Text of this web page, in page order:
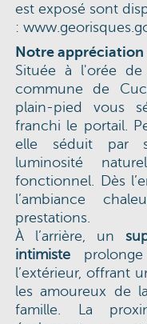
est exposé sont
:
Notre appréciation
Située à l'orée
commune de
plain-pied vous
franchi le portail.
elle séduit par
luminosité
fonctionnel. Dès
l’ambiance
prestations.
À l’arrière, un
intimiste
l’extérieur, offrant
les amoureux de
famille. La